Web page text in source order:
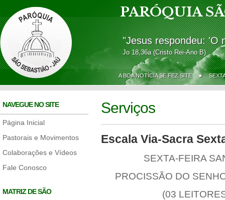
PARÓQUIA
"Jesus respondeu: 'O
Jo 18,36a (Cristo Rei-Ano B)
A BOA NOTÍCIA SE FEZ SITE ★
NAVEGUE NO SITE
Página Inicial
Pastorais e Movimentos
Colaborações e Vídeos
Fale Conosco
MATRIZ DE SÃO
Serviços
Escala Via-Sacra
SEXTA-FEIRA
PROCISSÃO DO
(03